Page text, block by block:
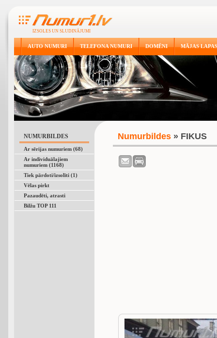
IZSOLES UN SLUDINĀJUMI
AUTO NUMURI TELEFONA NUMURI DOMĒNI MĀJAS LAPAS
NUMURBILDES
Ar sērijas numuriem (68)
Ar individuālajiem
numuriem (1168)
Tiek pārdoti/izsolīti (1)
Vēlas pirkt
Pazaudēti, atrasti
Bilžu TOP 111
Numurbildes» FIKUS